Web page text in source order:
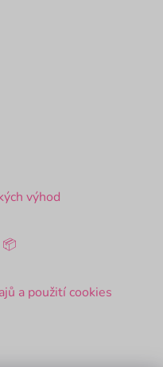
výhod
📦
a použití cookies